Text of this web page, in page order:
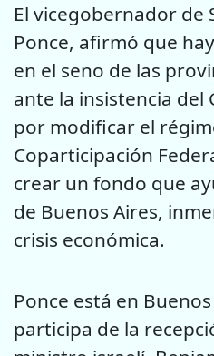
El vicegobernador de
Ponce, afirmó que
en el seno de las
ante la insistencia del
por modificar el
Coparticipación
crear un fondo que
de Buenos Aires,
crisis económica.
Ponce está en
participa de la